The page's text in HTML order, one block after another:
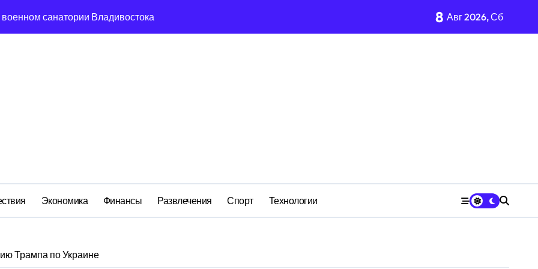
военные изымают спирт «для защиты Отечества»
и маркетплейсы «умывают руки» после ударов по складам Wildberries?
оборонный завод идёт ко дну
с военной продукцией: предприятия обратились в СК
8 Авг 2026, Сб
Экономика Финансы Развлечения Спорт Технологии
Трампа по Украине